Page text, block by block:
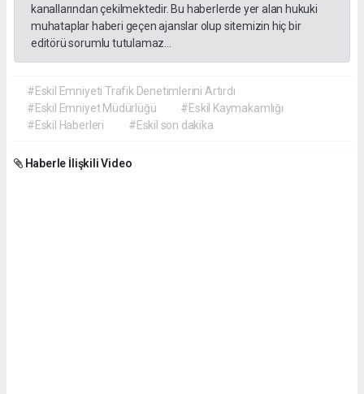
kanallarından çekilmektedir. Bu haberlerde yer alan hukuki
muhataplar haberi geçen ajanslar olup sitemizin hiç bir
editörü sorumlu tutulamaz...
#Eskil Emniyeti Trafik Denetimlerini Artırdı
#Eskil Emniyet Müdürlüğü
#Eskil Kaymakamlığı
#Eskil Haberleri
#Eskil son dakika
Haberle İlişkili Video